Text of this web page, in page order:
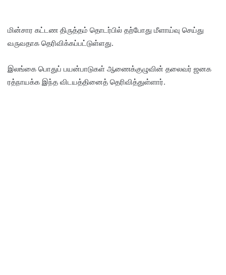
மின்சார கட்டண திருத்தம் தொடர்பில் தற்போது மீளாய்வு செய்து
வருவதாக தெரிவிக்கப்பட்டுள்ளது.
இலங்கை பொதுப் பயன்பாடுகள் ஆணைக்குழுவின் தலைவர் ஜனக
ரத்நாயக்க இந்த விடயத்தினைத் தெரிவித்துள்ளார்.